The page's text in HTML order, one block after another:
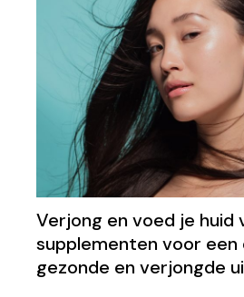
Verjong en voed je huid
supplementen voor een
gezonde en verjongde